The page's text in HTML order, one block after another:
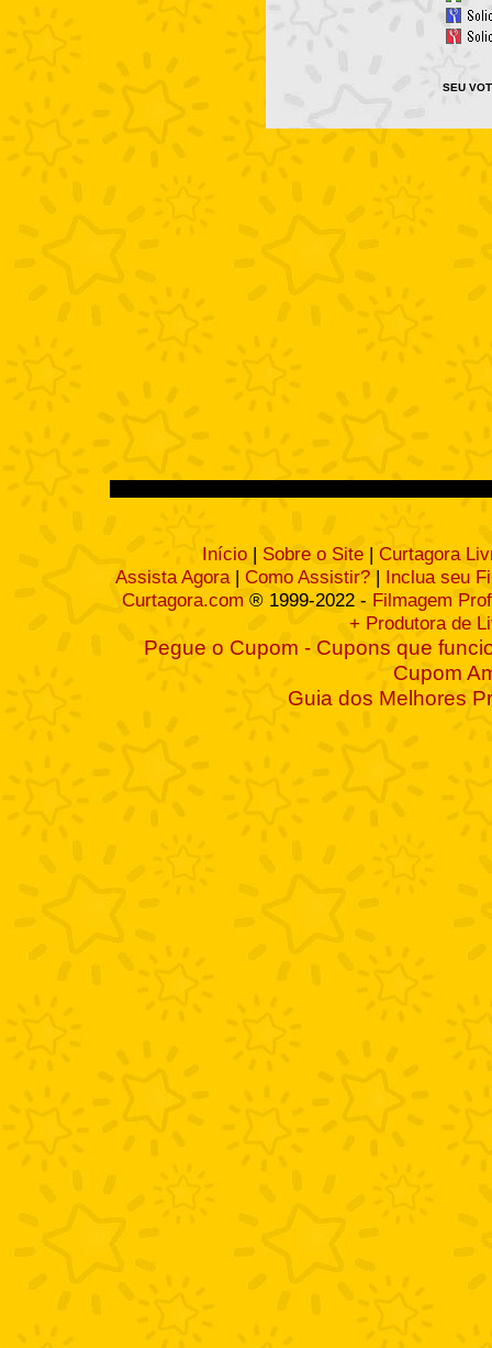
SEU
Início | Sobre o Site | Curtagora
Assista Agora| Como Assistir? | Inclua seu
Curtagora.com ® 1999-2022 - Filmagem
+ Produtora de
Pegue o Cupom - Cupons que
Cupom
Guia dos Melhores